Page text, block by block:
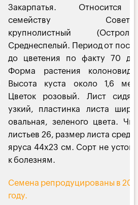
Закарпатья.
семейству
крупнолистный
Среднеспелый. Период от
до цветения по факту 70
Форма растения
Высота куста около 1,6
Цветок розовый. Лист
узкий, пластинка листа
овальная, зеленого цвета.
листьев 26, размер листа
яруса 44х23 см. Сорт не
к болезням.
Семена репродуцированы в
году.